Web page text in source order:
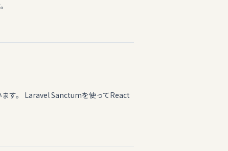
す。 Laravel Sanctumを使ってReact